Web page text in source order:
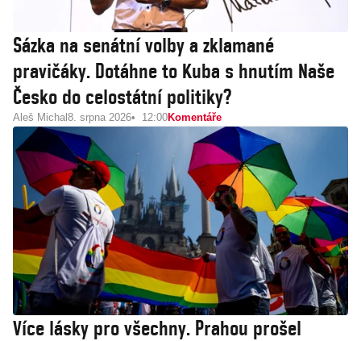
Sázka na senátní volby a zklamané
pravičáky. Dotáhne to Kuba s hnutím Naše
Česko do celostátní politiky?
Aleš Michal 8. srpna 2026 12:00Komentáře
Více lásky pro všechny. Prahou prošel